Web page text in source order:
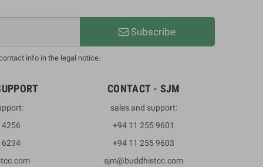
Subscribe
info in the legal notice.
4256
6234
CONTACT - SJM
sales and support:
+94 11 255 9601
+94 11 255 9603
sjm@buddhistcc.com